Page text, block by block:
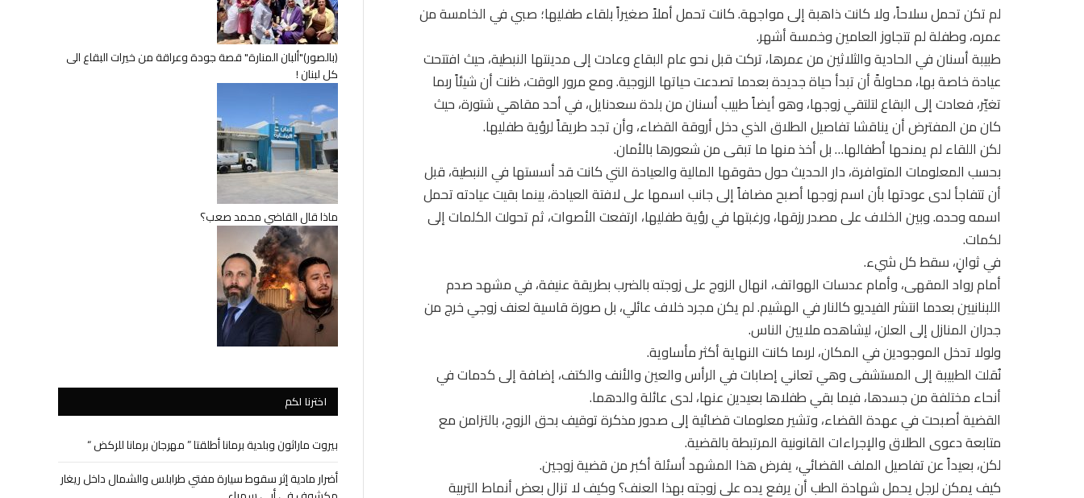
لم تكن تحمل سلاحاً، ولا كانت ذاهبة إلى مواجهة. كانت تحمل أملاً صغيراً بلقاء طفليها؛ صبي في الخامسة من
عمره، وطفلة لم تتجاوز العامين وخمسة أشهر.
طبيبة أسنان في الحادية والثلاثين من عمرها، تركت قبل نحو عام البقاع وعادت إلى مدينتها النبطية، حيث افتتحت
عيادة خاصة بها، محاولةً أن تبدأ حياة جديدة بعدما تصدعت حياتها الزوجية. ومع مرور الوقت، ظنت أن شيئاً ربما
تغيّر، فعادت إلى البقاع لتلتقي زوجها، وهو أيضاً طبيب أسنان من بلدة سعدنايل، في أحد مقاهي شتورة، حيث
كان من المفترض أن يناقشا تفاصيل الطلاق الذي دخل أروقة القضاء، وأن تجد طريقاً لرؤية طفليها.
لكن اللقاء لم يمنحها أطفالها… بل أخذ منها ما تبقى من شعورها بالأمان.
بحسب المعلومات المتوافرة، دار الحديث حول حقوقها المالية والعيادة التي كانت قد أسستها في النبطية، قبل
أن تتفاجأ لدى عودتها بأن اسم زوجها أصبح مضافاً إلى جانب اسمها على لافتة العيادة، بينما بقيت عيادته تحمل
اسمه وحده. وبين الخلاف على مصدر رزقها، ورغبتها في رؤية طفليها، ارتفعت الأصوات، ثم تحولت الكلمات إلى
لكمات.
في ثوانٍ، سقط كل شيء.
أمام رواد المقهى، وأمام عدسات الهواتف، انهال الزوج على زوجته بالضرب بطريقة عنيفة، في مشهد صدم
اللبنانيين بعدما انتشر الفيديو كالنار في الهشيم. لم يكن مجرد خلاف عائلي، بل صورة قاسية لعنف زوجي خرج من
جدران المنازل إلى العلن، ليشاهده ملايين الناس.
ولولا تدخل الموجودين في المكان، لربما كانت النهاية أكثر مأساوية.
نُقلت الطبيبة إلى المستشفى وهي تعاني إصابات في الرأس والعين والأنف والكتف، إضافة إلى كدمات في
أنحاء مختلفة من جسدها، فيما بقي طفلاها بعيدين عنها، لدى عائلة والدهما.
القضية أصبحت في عهدة القضاء، وتشير معلومات قضائية إلى صدور مذكرة توقيف بحق الزوج، بالتزامن مع
متابعة دعوى الطلاق والإجراءات القانونية المرتبطة بالقضية.
لكن، بعيداً عن تفاصيل الملف القضائي، يفرض هذا المشهد أسئلة أكبر من قضية زوجين.
كيف يمكن لرجل يحمل شهادة الطب أن يرفع يده على زوجته بهذا العنف؟ وكيف لا تزال بعض أنماط التربية
(بالصور)"ألبان المنارة" قصة جودة وعراقة من خيرات البقاع الى
كل لبنان !
ماذا قال القاضي محمد صعب؟
اخترنا لكم
بيروت ماراثون وبلدية برمانا أطلقتا ” مهرجان برمانا للركض “
أضرار مادية إثر سقوط سيارة مفتي طرابلس والشمال داخل ريغار